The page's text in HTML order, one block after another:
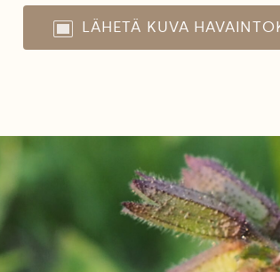
LÄHETÄ KUVA